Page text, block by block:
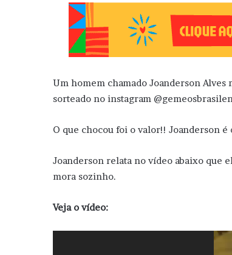
Um homem chamado Joanderson
sorteado no instagram
O que chocou foi o valor!! Joanderson
Joanderson relata no vídeo abaixo que
mora sozinho.
Veja o vídeo: